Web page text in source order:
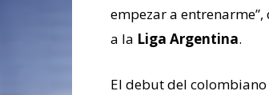
empezar a
a la Liga Argentina.
El debut del